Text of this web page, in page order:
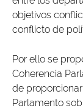
objetivos
conflicto de
Por ello se
Coherencia
de
Parlamento